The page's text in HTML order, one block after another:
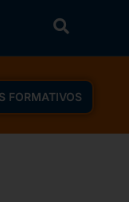
FORMATIVOS